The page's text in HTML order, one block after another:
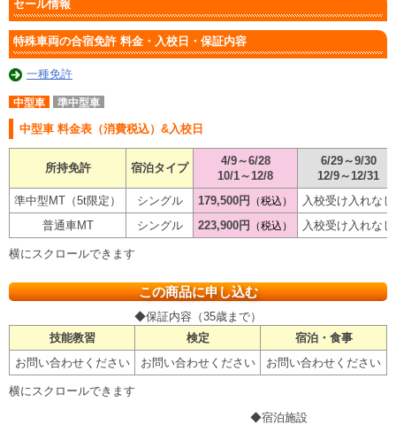
セール情報
特殊車両の合宿免許 料金・入校日・保証内容
一種免許
中型車 準中型車
中型車 料金表（消費税込）&入校日
所持免許 宿泊タイプ
4/9～6/28
10/1～12/8
6/29～9/30
12/9～12/31
準中型MT（5t限定）
シングル 179,500円 （税込）
入校受け入れなし
普通車MT
シングル 223,900円 （税込） 入校受け入れなし
この商品に申し込む
◆保証内容（35歳まで）
技能教習
検定
宿泊・食事
お問い合わせください
お問い合わせください お問い合わせください
◆宿泊施設